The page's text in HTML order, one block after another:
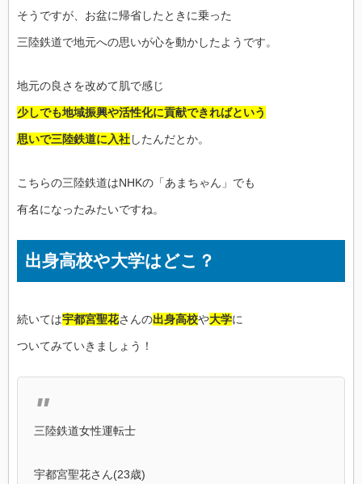
そうですが、お盆に帰省したときに乗った
三陸鉄道で地元への思いが心を動かしたようです。
地元の良さを改めて肌で感じ
少しでも地域振興や活性化に貢献できればという
思いで三陸鉄道に入社したんだとか。
こちらの三陸鉄道はNHKの「あまちゃん」でも
有名になったみたいですね。
出身高校や大学はどこ？
続いては宇都宮聖花さんの出身高校や大学に
ついてみていきましょう！
三陸鉄道女性運転士
宇都宮聖花さん(23歳)